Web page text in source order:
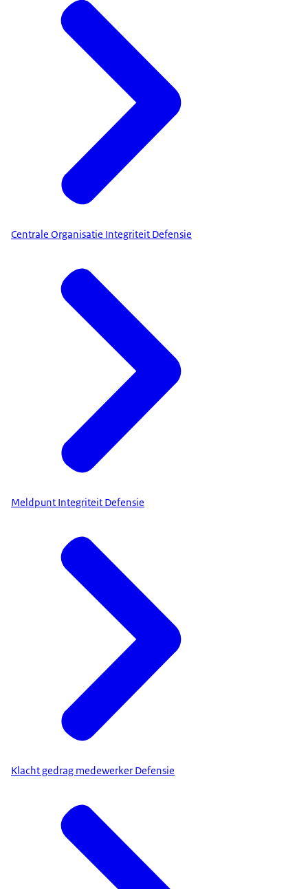
Centrale Organisatie Integriteit Defensie
Meldpunt Integriteit Defensie
Klacht gedrag medewerker Defensie